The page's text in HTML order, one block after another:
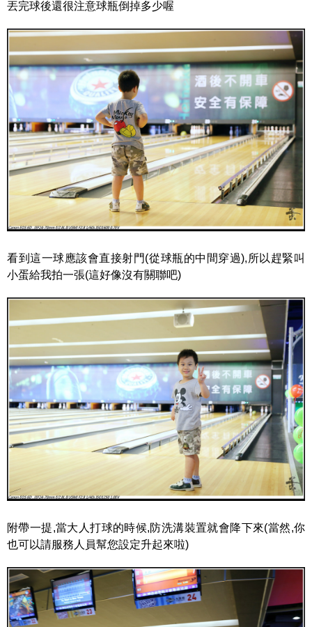
丟完球後還很注意球瓶倒掉多少喔
看到這一球應該會直接射門(從球瓶的中間穿過),所以趕緊叫
小蛋給我拍一張(這好像沒有關聯吧)
附帶一提,當大人打球的時候,防洗溝裝置就會降下來(當然,你
也可以請服務人員幫您設定升起來啦)